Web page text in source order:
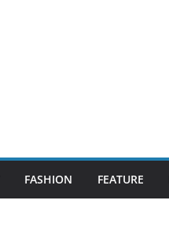
FASHION FEATURE